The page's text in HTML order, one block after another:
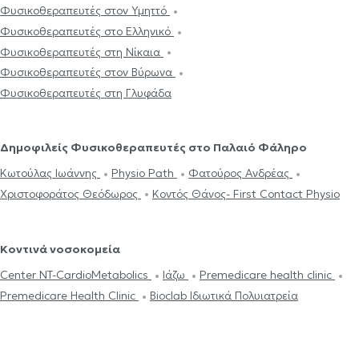
Φυσικοθεραπευτές στον Υμηττό
Φυσικοθεραπευτές στο Ελληνικό
Φυσικοθεραπευτές στη Νίκαια
Φυσικοθεραπευτές στον Βύρωνα
Φυσικοθεραπευτές στη Γλυφάδα
Δημοφιλείς Φυσικοθεραπευτές στο Παλαιό Φάληρο
Κωτούλας Ιωάννης
Physio Path
Φατούρος Ανδρέας
Χριστοφοράτος Θεόδωρος
Κοντός Θάνος- First Contact Physio
Κοντινά νοσοκομεία
Center NT-CardioMetabolics
Ιάζω
Premedicare health clinic
Premedicare Health Clinic
Bioclab Ιδιωτικά Πολυιατρεία